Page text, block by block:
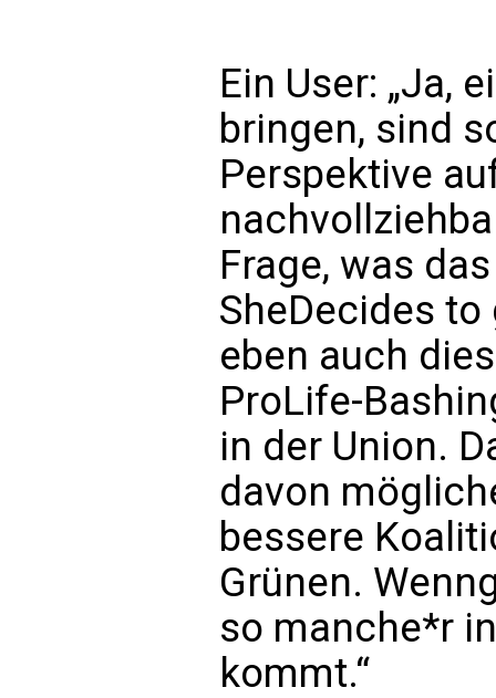
Ein User: „Ja,
bringen, sind
Perspektive
Frage, was
SheDecides
eben auch
ProLife-
in der Union.
davon
bessere
Grünen.
so manche*r
kommt.“